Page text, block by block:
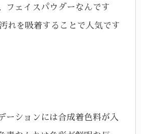
フェイスパウダーなんです
れを吸着することで人気です
ーションには合成着色料が入